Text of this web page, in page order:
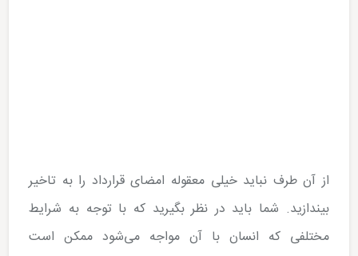
از آن طرف نباید خیلی معقوله امضای قرارداد را به تاخیر
بیندازید. شما باید در نظر بگیرید که با توجه به شرایط
مختلفی که انسان با آن مواجه می‌­شود ممکن است